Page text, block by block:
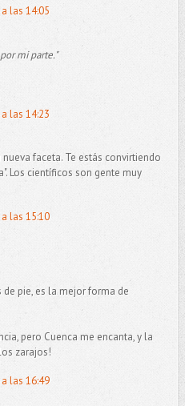
las 14:05
mi parte."
las 14:23
faceta. Te estás convirtiendo
Los científicos son gente muy
las 15:10
pie, es la mejor forma de
pero Cuenca me encanta, y la
zarajos!
las 16:49